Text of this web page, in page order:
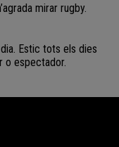
mirar rugby.
Estic tots els dies
o espectador.